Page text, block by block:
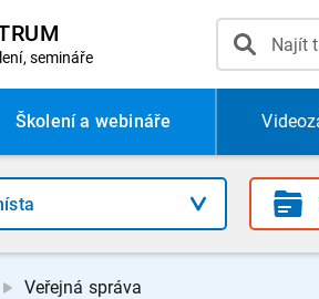
semináře
Školení a webináře
Veřejná správa